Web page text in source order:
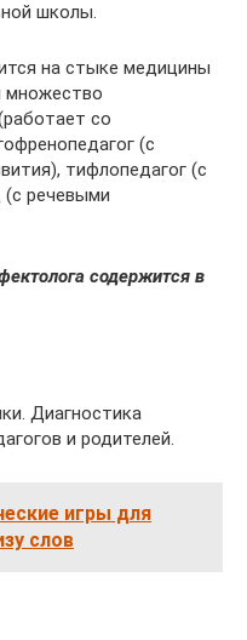
школы.
на стыке медицины
множество
со
(с
тифлопедагог (с
(с речевыми
содержится в
Диагностика
и родителей.
игры для
слов